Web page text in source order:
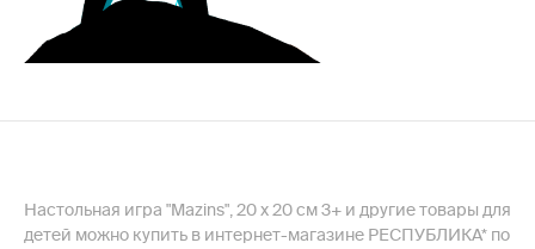
Настольная игра "Mazins", 20 х 20 см 3+ и другие товары для
детей можно купить в интернет-магазине РЕСПУБЛИКА* по